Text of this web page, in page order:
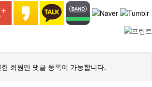
회원만 댓글 등록이 가능합니다.